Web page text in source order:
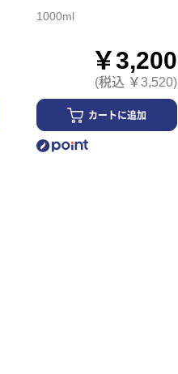
1000ml
￥3,200
(税込 ￥3,520)
カートに追加